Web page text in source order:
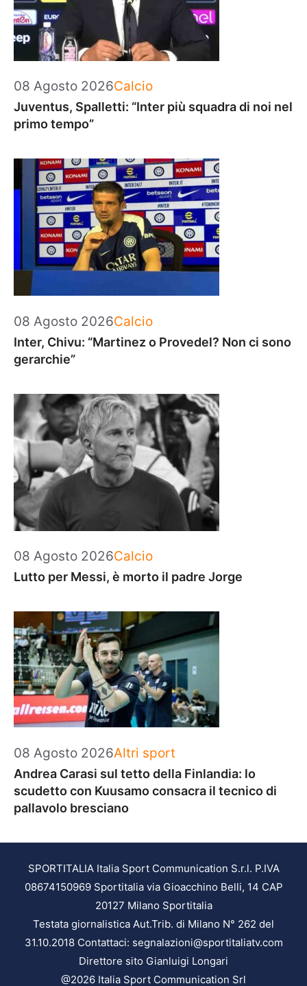
08 Agosto 2026Categorie
Calcio
Juventus, Spalletti: “Inter più squadra di noi nel
primo tempo”
08 Agosto 2026Categorie
Calcio
Inter, Chivu: “Martinez o Provedel? Non ci sono
gerarchie”
08 Agosto 2026Categorie
Calcio
Lutto per Messi, è morto il padre Jorge
08 Agosto 2026Categorie
Altri sport
Andrea Carasi sul tetto della Finlandia: lo
scudetto con Kuusamo consacra il tecnico di
pallavolo bresciano
SPORTITALIA Italia Sport Communication S.r.l. P.IVA
08674150969 Sportitalia via Gioacchino Belli, 14 CAP
20127 Milano Sportitalia
Testata giornalistica Aut.Trib. di Milano N° 262 del
31.10.2018 Contattaci: segnalazioni@sportitaliatv.com
Direttore sito Gianluigi Longari
@2026 Italia Sport Communication Srl